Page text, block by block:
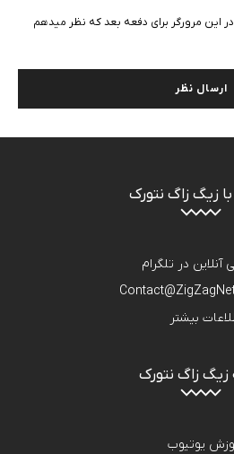
این مرورگر برای دفعه بعد که نظر میدهم
زیگ زاگ نتورک
آنلاین در تلگرام
بیشتر
زیگ زاگ نتورک
یوتیوب